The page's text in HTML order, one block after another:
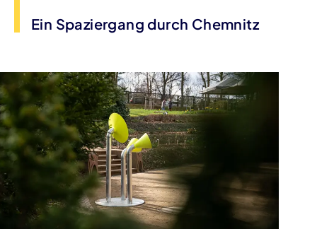
Ein Spaziergang durch Chemnitz